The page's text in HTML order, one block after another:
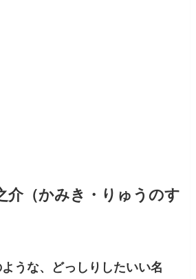
介（かみき・りゅうのす
ような、どっしりしたいい名